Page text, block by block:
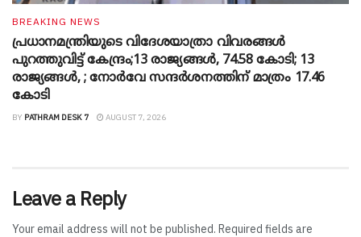
BREAKING NEWS
പ്രധാനമന്ത്രിയുടെ വിദേശയാത്രാ വിവരങ്ങൾ
പുറത്തുവിട്ട് കേന്ദ്രം;13 രാജ്യങ്ങൾ, 74.58 കോടി; 13
രാജ്യങ്ങൾ, ; നോർവേ സന്ദർശനത്തിന് മാത്രം 17.46
കോടി
BY PATHRAM DESK 7 AUGUST 7, 2026
Leave a Reply
Your email address will not be published. Required fields are